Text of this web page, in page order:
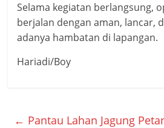
Selama kegiatan berlangsung,
berjalan dengan aman, lancar,
adanya hambatan di lapangan.
Hariadi/Boy
← Pantau Lahan Jagung